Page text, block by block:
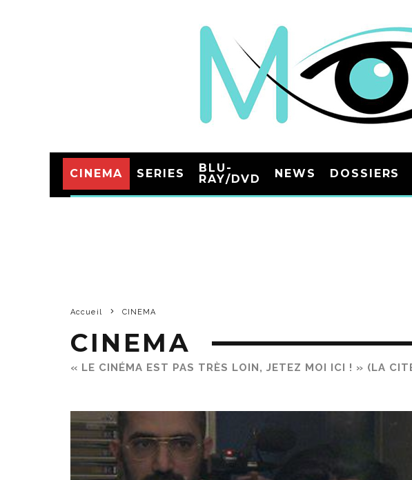
CINEMA SERIES
BLU-
RAY/DVD
NEWS DOSSIERS
Accueil CINEMA
CINEMA
« LE CINÉMA EST PAS TRÈS LOIN, JETEZ MOI ICI ! » (LA